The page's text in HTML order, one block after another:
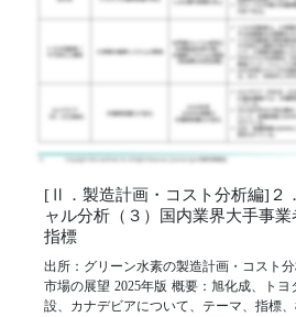
[Ⅱ．製造計画・コスト分析編]２
ャル分析（３）国内業界大手事業
指標
出所：グリーン水素の製造計画・コスト
市場の展望 2025年版 概要：旭化成、ト
設、カナデビアについて、テーマ、指標、